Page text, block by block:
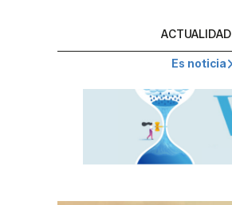
ACTUALIDAD
Es noticia